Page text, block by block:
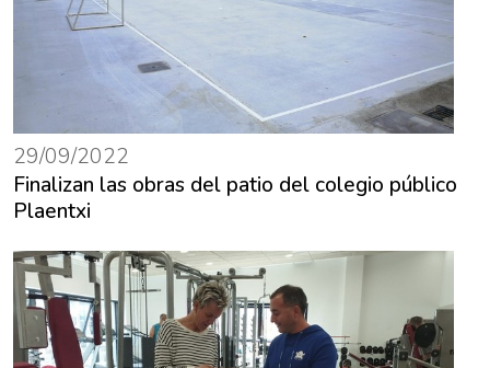
29/09/2022
Finalizan las obras del patio del colegio público
Plaentxi